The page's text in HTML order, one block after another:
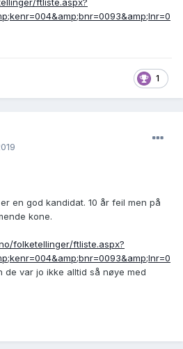
ftliste.aspx?
1
en god kandidat. 10 år feil men på
kone.
folketellinger/ftliste.aspx?
de var jo ikke alltid så nøye med